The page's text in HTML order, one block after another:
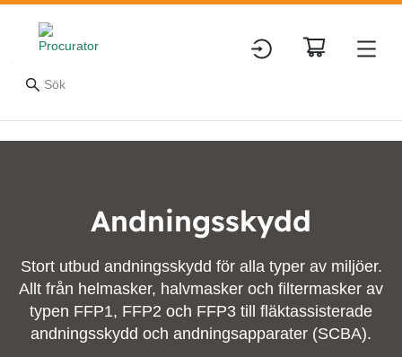
Andningsskydd
Stort utbud andningsskydd för alla typer av miljöer.
Allt från helmasker, halvmasker och filtermasker av
typen FFP1, FFP2 och FFP3 till fläktassisterade
andningsskydd och andningsapparater (SCBA).